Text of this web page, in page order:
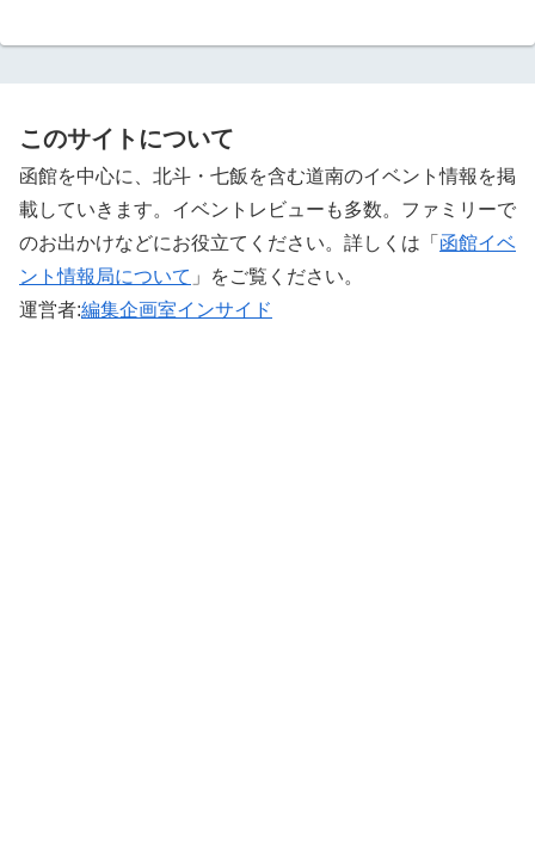
このサイトについて
函館を中心に、北斗・七飯を含む道南のイベント情報を掲
載していきます。イベントレビューも多数。ファミリーで
のお出かけなどにお役立てください。詳しくは「 函館イベ
ント情報局について 」をご覧ください。 ‎
運営者:編集企画室インサイド